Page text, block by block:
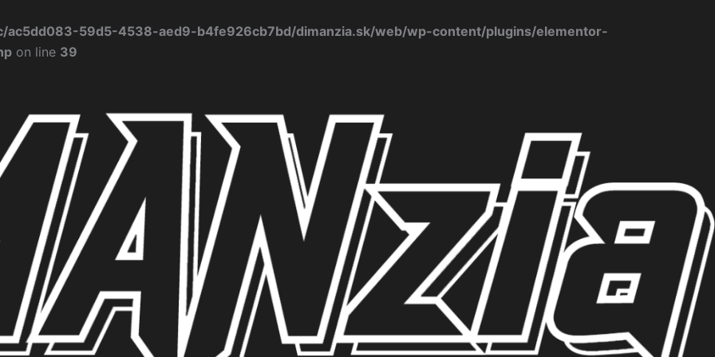
ac5dd083-59d5-4538-aed9-b4fe926cb7bd/dimanzia.sk/web/wp-content/plugins/elementor-
on line 39